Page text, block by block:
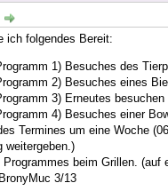
ich folgendes Bereit:
1) Besuches des
2) Besuches eines
3) Erneutes
4) Besuches einer
Termines um eine Woche
weitergeben.)
beim Grillen. (auf
3/13